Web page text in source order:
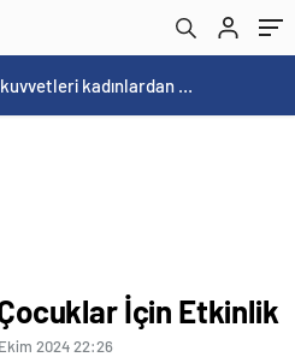
Norweç silahlı kuvvetleri kadınlardan oluşan özel kuvvetler eğitimlerini başlattı.
İçin Etkinlik
2024 22:26